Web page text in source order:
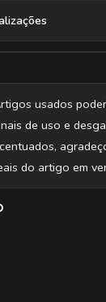
usados
de uso e
do artigo em